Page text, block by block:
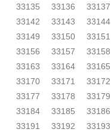
33135
33136 33137
33142
33143 33144
33149
33150 33151
33156
33157 33158
33163
33164 33165
33170
33171 33172
33177
33178 33179
33184
33185 33186
33191
33192 33193